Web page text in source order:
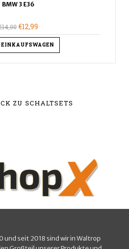
BMW 3 E36
€12,99
EINKAUFSWAGEN
ZU SCHALTSETS
und seit 2018 sind wir in Waltrop